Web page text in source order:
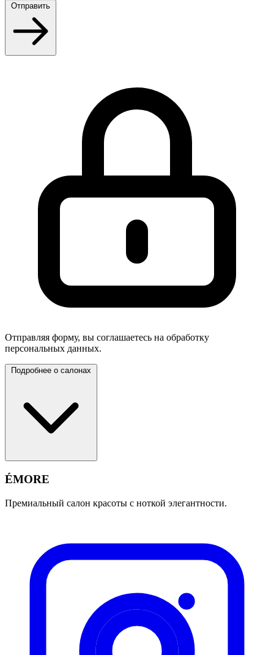
Отправить
Отправляя форму, вы соглашаетесь на обработку
персональных данных.
Подробнее о салонах
ÉMORE
Премиальный салон красоты с ноткой элегантности.